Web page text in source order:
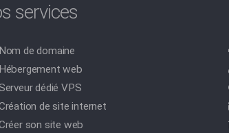
services
Nom de domaine
Hébergement web
dédié VPS
de site internet
son site web